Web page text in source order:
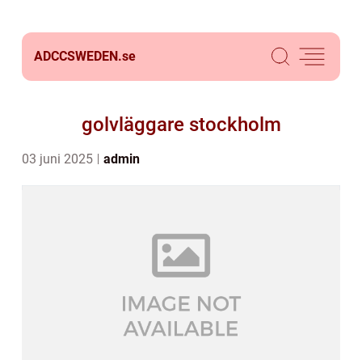
ADCCSWEDEN.se
golvläggare stockholm
03 juni 2025 admin